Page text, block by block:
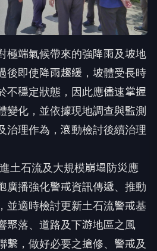
極端氣候帶來的強降雨及坡地
後即使降雨趨緩，坡體受長時
不穩定狀態，因此應儘速掌握
變化，並依據現地調查與監測
治理作為，滾動檢討後續治理
土石流及大規模崩塌防災應
廣播強化警戒資訊傳遞、推動
並適時檢討更新土石流警戒基
聚落、道路及下游地區之風
繫，做好必要之搶修、警戒及